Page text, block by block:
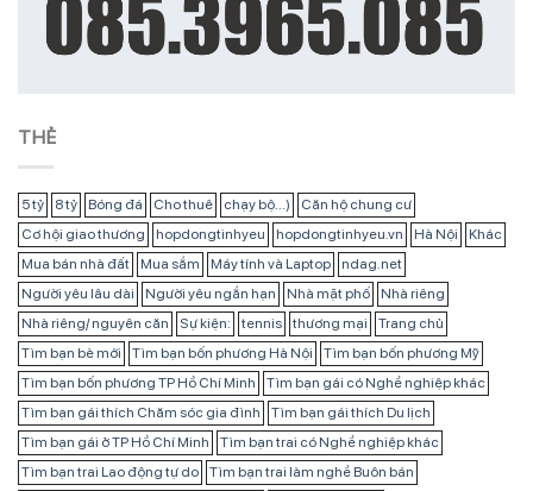
THẺ
5 tỷ 8 tỷ Bóng đá Cho thuê chạy bộ...)
Căn hộ chung cư
Cơ hội giao thương
hopdongtinhyeu hopdongtinhyeu.vn Hà Nội
Khác
Mua bán nhà đất
Mua sắm Máy tính và Laptop
ndag.net
Người yêu lâu dài
Người yêu ngắn hạn Nhà mặt phố
Nhà riêng
Nhà riêng/ nguyên căn
Sự kiện: tennis thương mại
Trang chủ
Tìm bạn bè mới
Tìm bạn bốn phương Hà Nội
Tìm bạn bốn phương Mỹ
Tìm bạn bốn phương TP Hồ Chí Minh
Tìm bạn gái có Nghề nghiệp khác
Tìm bạn gái thích Chăm sóc gia đình
Tìm bạn gái thích Du lịch
Tìm bạn gái ở TP Hồ Chí Minh
Tìm bạn trai có Nghề nghiệp khác
Tìm bạn trai Lao động tự do
Tìm bạn trai làm nghề Buôn bán